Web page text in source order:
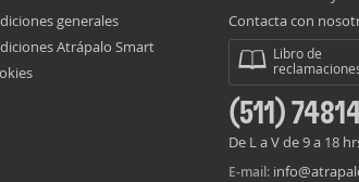
generales
Atrápalo Smart
Contacta con
Libro de
(511)
De L a V de 9 a 18
E-mail: